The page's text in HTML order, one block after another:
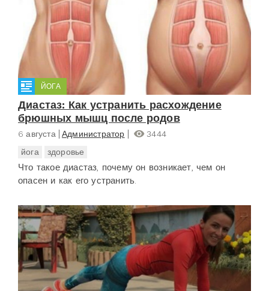
ЙОГА
Диастаз: Как устранить расхождение
брюшных мышц после родов
6 августа Администратор
3444
йога
здоровье
Что такое диастаз, почему он возникает, чем он
опасен и как его устранить.